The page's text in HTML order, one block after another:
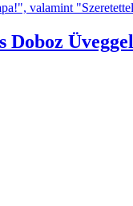
Doboz Üveggel